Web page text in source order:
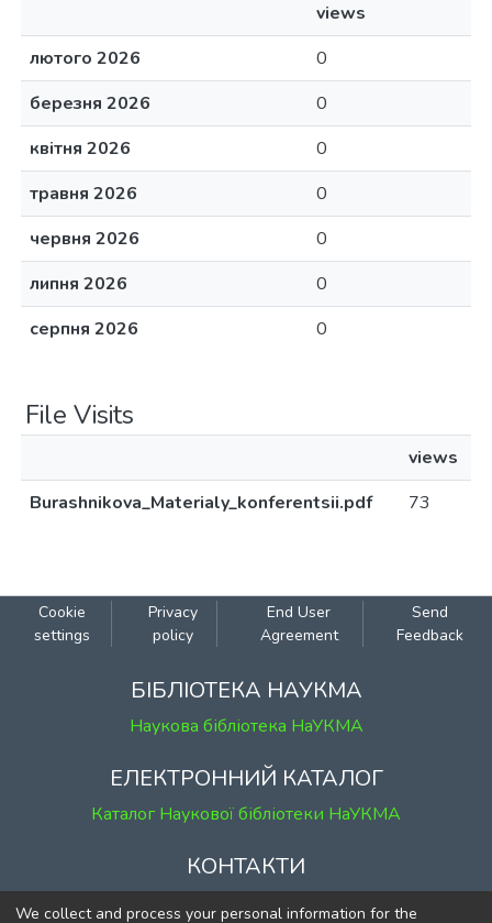
views
лютого 2026
0
березня 2026
0
квітня 2026
0
травня 2026
0
червня 2026
0
липня 2026
0
серпня 2026
0
File Visits
views
Burashnikova_Materialy_konferentsii.pdf
73
Cookie
settings
Privacy
policy
End User
Agreement
Send
Feedback
БІБЛІОТЕКА НАУКМА
Наукова бібліотека НаУКМА
ЕЛЕКТРОННИЙ КАТАЛОГ
Каталог Наукової бібліотеки НаУКМА
КОНТАКТИ
м. Київ, вул. Григорія Сковороди, 2
We collect and process your personal information for the